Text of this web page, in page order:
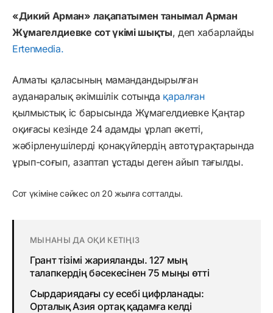
«Дикий Арман» лақапатымен танымал Арман
Жұмагелдиевке сот үкімі шықты, деп хабарлайды
Ertenмedia.
Алматы қаласының мамандандырылған
ауданаралық әкімшілік сотында қаралған
қылмыстық іс барысында Жұмагелдиевке Қаңтар
оқиғасы кезінде 24 адамды ұрлап әкетті,
жәбірленушілерді қонақүйлердің автотұрақтарында
ұрып-соғып, азаптап ұстады деген айып тағылды.
Сот үкіміне сәйкес ол 20 жылға сотталды.
МЫНАНЫ ДА ОҚИ КЕТІҢІЗ
Грант тізімі жарияланды. 127 мың
талапкердің бәсекесінен 75 мыңы өтті
Сырдариядағы су есебі цифрланады:
Орталық Азия ортақ қадамға келді